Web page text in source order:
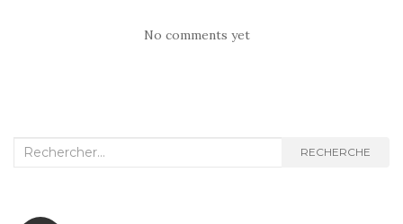
No comments yet
Recherche
RECHERCHE